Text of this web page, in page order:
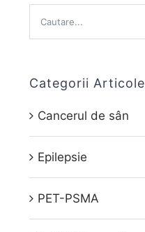
Cautare...
Categorii Articole
Cancerul de sân
Epilepsie
PET-PSMA